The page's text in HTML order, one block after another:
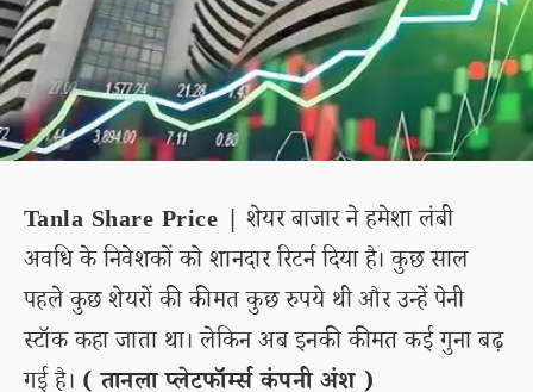
Tanla Share Price | शेयर बाजार ने हमेशा लंबी
अवधि के निवेशकों को शानदार रिटर्न दिया है। कुछ साल
पहले कुछ शेयरों की कीमत कुछ रुपये थी और उन्हें पेनी
स्टॉक कहा जाता था। लेकिन अब इनकी कीमत कई गुना बढ़